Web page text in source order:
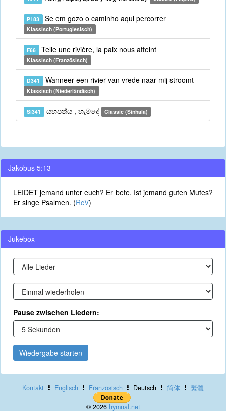
P183 Se em gozo o caminho aqui percorrer
Klassisch (Portugiesisch)
F66 Telle une rivière, la paix nous atteint
Klassisch (Französisch)
D341 Wanneer een rivier van vrede naar mij stroomt
Klassisch (Niederländisch)
Si341 යහපත්ය , හැමදේ Classic (Sinhala)
Jakobus 5:13
LEIDET jemand unter euch? Er bete. Ist jemand guten Mutes?
Er singe Psalmen. (RcV)
Jukebox
Pause zwischen Liedern:
Wiedergabe starten
Kontakt Englisch Französisch Deutsch 简体 繁體
© 2026 hymnal.net